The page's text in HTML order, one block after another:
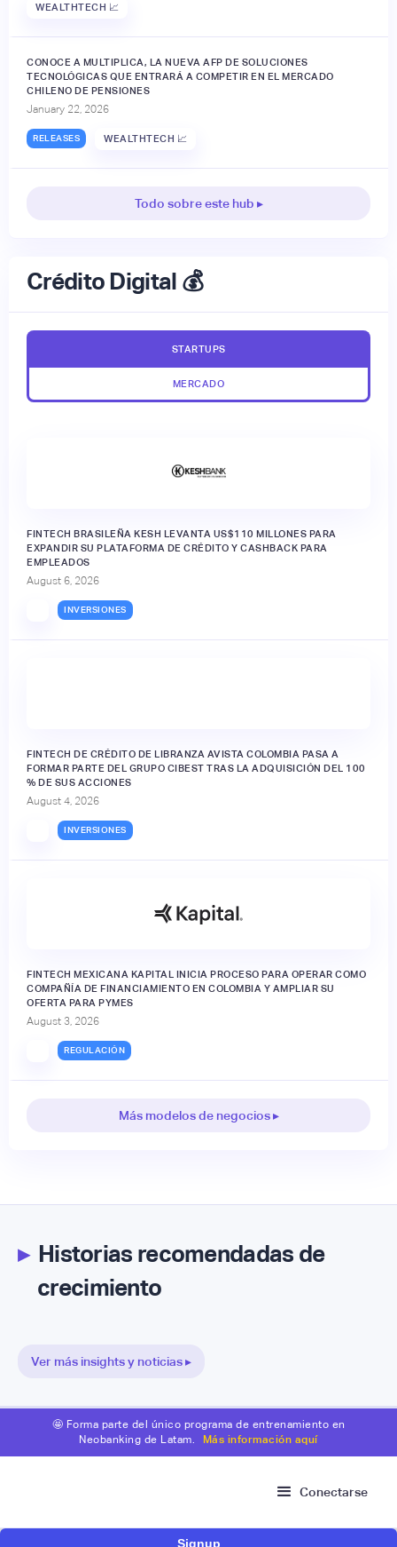
WEALTHTECH 📈
CONOCE A MULTIPLICA, LA NUEVA AFP DE SOLUCIONES
TECNOLÓGICAS QUE ENTRARÁ A COMPETIR EN EL MERCADO
CHILENO DE PENSIONES
January 22, 2026
RELEASES WEALTHTECH 📈
Todo sobre este hub ▸
Crédito Digital 💰
STARTUPS
MERCADO
FINTECH BRASILEÑA KESH LEVANTA US$110 MILLONES PARA
EXPANDIR SU PLATAFORMA DE CRÉDITO Y CASHBACK PARA
EMPLEADOS
August 6, 2026
INVERSIONES
FINTECH DE CRÉDITO DE LIBRANZA AVISTA COLOMBIA PASA A
FORMAR PARTE DEL GRUPO CIBEST TRAS LA ADQUISICIÓN DEL 100
% DE SUS ACCIONES
August 4, 2026
INVERSIONES
FINTECH MEXICANA KAPITAL INICIA PROCESO PARA OPERAR COMO
COMPAÑÍA DE FINANCIAMIENTO EN COLOMBIA Y AMPLIAR SU
OFERTA PARA PYMES
August 3, 2026
REGULACIÓN
Más modelos de negocios ▸
▸Historias recomendadas de
crecimiento
Ver más insights y noticias ▸
🤩 Forma parte del único programa de entrenamiento en
Neobanking de Latam.
Más información aquí
Conectarse
Signup